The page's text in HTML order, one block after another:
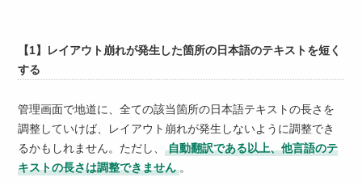
【1】レイアウト崩れが発生した箇所の日本語のテキストを短く
する
管理画面で地道に、全ての該当箇所の日本語テキストの長さを
調整していけば、レイアウト崩れが発生しないように調整でき
るかもしれません。ただし、 自動翻訳である以上、他言語のテ
キストの長さは調整できません 。